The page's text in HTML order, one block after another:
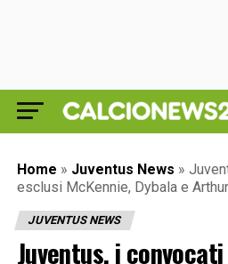
Home » Juventus News »
esclusi McKennie, Dybala e Arthur
JUVENTUS NEWS
Juventus, i